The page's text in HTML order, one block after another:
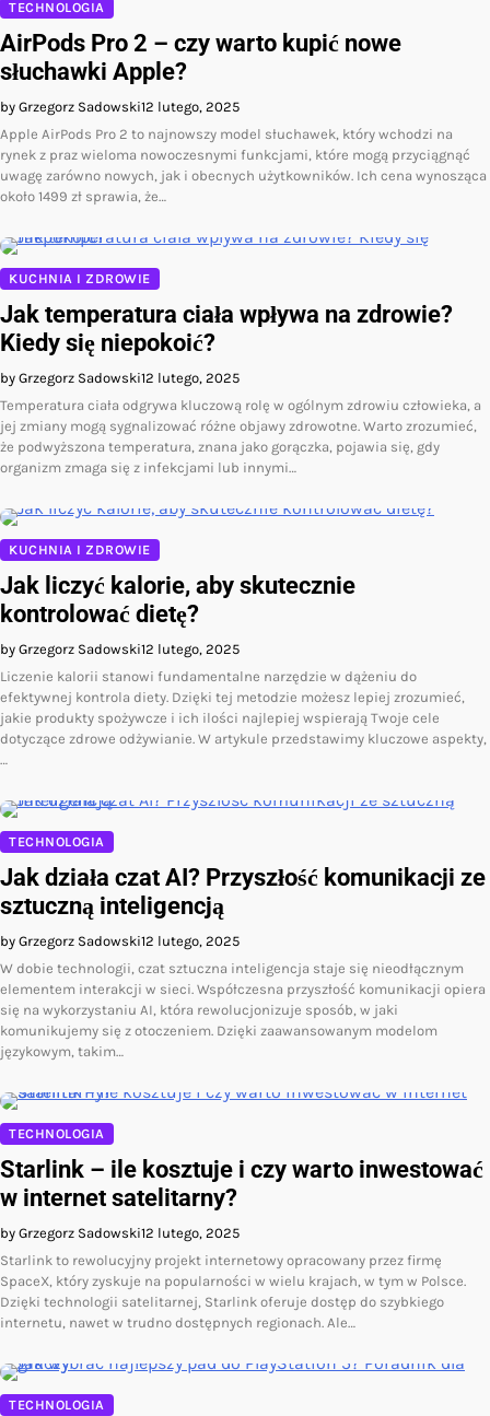
TECHNOLOGIA
AirPods Pro 2 – czy warto kupić nowe
słuchawki Apple?
by Grzegorz Sadowski12 lutego, 2025
Apple AirPods Pro 2 to najnowszy model słuchawek, który wchodzi na
rynek z praz wieloma nowoczesnymi funkcjami, które mogą przyciągnąć
uwagę zarówno nowych, jak i obecnych użytkowników. Ich cena wynosząca
około 1499 zł sprawia, że…
KUCHNIA I ZDROWIE
Jak temperatura ciała wpływa na zdrowie?
Kiedy się niepokoić?
by Grzegorz Sadowski12 lutego, 2025
Temperatura ciała odgrywa kluczową rolę w ogólnym zdrowiu człowieka, a
jej zmiany mogą sygnalizować różne objawy zdrowotne. Warto zrozumieć,
że podwyższona temperatura, znana jako gorączka, pojawia się, gdy
organizm zmaga się z infekcjami lub innymi…
KUCHNIA I ZDROWIE
Jak liczyć kalorie, aby skutecznie
kontrolować dietę?
by Grzegorz Sadowski12 lutego, 2025
Liczenie kalorii stanowi fundamentalne narzędzie w dążeniu do
efektywnej kontrola diety. Dzięki tej metodzie możesz lepiej zrozumieć,
jakie produkty spożywcze i ich ilości najlepiej wspierają Twoje cele
dotyczące zdrowe odżywianie. W artykule przedstawimy kluczowe aspekty,
…
TECHNOLOGIA
Jak działa czat AI? Przyszłość komunikacji ze
sztuczną inteligencją
by Grzegorz Sadowski12 lutego, 2025
W dobie technologii, czat sztuczna inteligencja staje się nieodłącznym
elementem interakcji w sieci. Współczesna przyszłość komunikacji opiera
się na wykorzystaniu AI, która rewolucjonizuje sposób, w jaki
komunikujemy się z otoczeniem. Dzięki zaawansowanym modelom
językowym, takim…
TECHNOLOGIA
Starlink – ile kosztuje i czy warto inwestować
w internet satelitarny?
by Grzegorz Sadowski12 lutego, 2025
Starlink to rewolucyjny projekt internetowy opracowany przez firmę
SpaceX, który zyskuje na popularności w wielu krajach, w tym w Polsce.
Dzięki technologii satelitarnej, Starlink oferuje dostęp do szybkiego
internetu, nawet w trudno dostępnych regionach. Ale…
TECHNOLOGIA